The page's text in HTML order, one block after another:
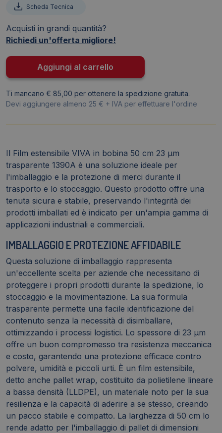
-
-
bobina
250
m
Trasparente
Scheda Tecnica
Acquisti in grandi quantità?
Richiedi un'offerta migliore!
Aggiungi al carrello
Ti mancano € 85,00 per ottenere la spedizione gratuita.
Devi aggiungere almeno 25 € + IVA per effettuare l'ordine
Il Film estensibile VIVA in bobina 50 cm 23 µm
trasparente 1390A è una soluzione ideale per
l'imballaggio e la protezione di merci durante il
trasporto e lo stoccaggio. Questo prodotto offre una
tenuta sicura e stabile, preservando l'integrità dei
prodotti imballati ed è indicato per un'ampia gamma di
applicazioni industriali e commerciali.
IMBALLAGGIO E PROTEZIONE AFFIDABILE
Questa soluzione di imballaggio rappresenta
un'eccellente scelta per aziende che necessitano di
proteggere i propri prodotti durante la spedizione, lo
stoccaggio e la movimentazione. La sua formula
trasparente permette una facile identificazione del
contenuto senza la necessità di disimballare,
ottimizzando i processi logistici. Lo spessore di 23 µm
offre un buon compromesso tra resistenza meccanica
e costo, garantendo una protezione efficace contro
polvere, umidità e piccoli urti. È un film estensibile,
detto anche pallet wrap, costituito da polietilene lineare
a bassa densità (LLDPE), un materiale noto per la sua
resilienza e la capacità di aderire a se stesso, creando
un pacco stabile e compatto. La larghezza di 50 cm lo
rende adatto per l'imballaggio di pallet di dimensioni